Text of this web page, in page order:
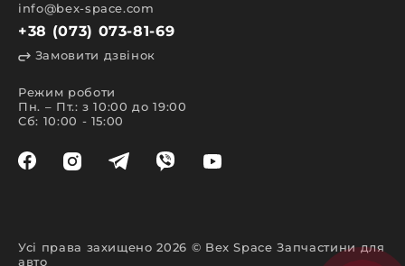
info@bex-space.com
+38 (073) 073-81-69
Замовити дзвінок
Режим роботи
Пн. – Пт.: з 10:00 до 19:00
Сб: 10:00 - 15:00
Усі права захищено 2026 © Bex Space Запчастини для
авто